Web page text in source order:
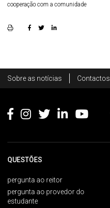
cooperação com a comunidade
Footer
Sobre as notícias Contactos
QUESTÕES
pergunta ao reitor
pergunta ao provedor do
estudante